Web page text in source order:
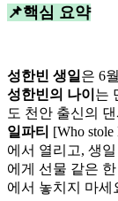
📌핵심 요약
성한빈 생일은 6
성한빈의 나이 는
도 천안 출신의
일파티 [Who
에서 열리고, 생일
에게 선물 같은
에서 놓치지 마세